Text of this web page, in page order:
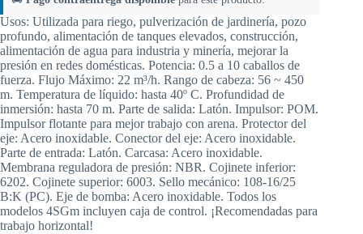
Usos: Utilizada para riego, pulverización de jardinería, pozo
profundo, alimentación de tanques elevados, construcción,
alimentación de agua para industria y minería, mejorar la
presión en redes domésticas. Potencia: 0.5 a 10 caballos de
fuerza. Flujo Máximo: 22 m³/h. Rango de cabeza: 56 ~ 450
m. Temperatura de líquido: hasta 40º C. Profundidad de
inmersión: hasta 70 m. Parte de salida: Latón. Impulsor: POM.
Impulsor flotante para mejor trabajo con arena. Protector del
eje: Acero inoxidable. Conector del eje: Acero inoxidable.
Parte de entrada: Latón. Carcasa: Acero inoxidable.
Membrana reguladora de presión: NBR. Cojinete inferior:
6202. Cojinete superior: 6003. Sello mecánico: 108-16/25
B:K (PC). Eje de bomba: Acero inoxidable. Todos los
modelos 4SGm incluyen caja de control. ¡Recomendadas para
trabajo horizontal!